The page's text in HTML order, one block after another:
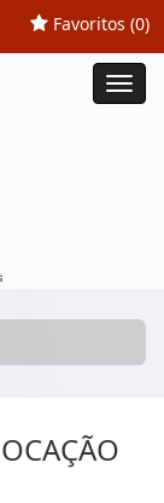
Favoritos (0)